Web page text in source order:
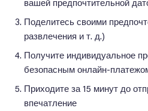
вашей предпочтительной
Поделитесь своими
развлечения и т. д.)
Получите индивидуальное
безопасным онлайн-
Приходите за 15 минут до
впечатление